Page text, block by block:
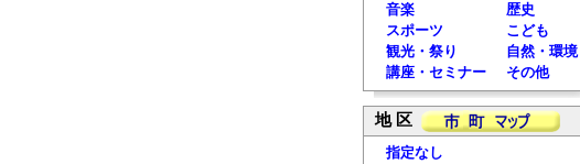
音楽
歴史
スポーツ
こども
観光・祭り
自然・環境
講座・セミナー
その他
地 区
指定なし